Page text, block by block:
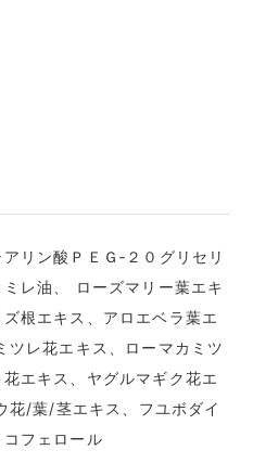
リン酸ＰＥＧ‐２０グリセリ
レ油、 ローズマリー葉エキ
根エキス、アロエベラ葉エ
ツレ花エキス、ローマカミツ
エキス、ヤグルマギク花エ
花/葉/茎エキス、フユボダイ
フェロール